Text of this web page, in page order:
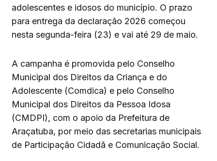
adolescentes e idosos do município. O prazo
para entrega da declaração 2026 começou
nesta segunda-feira (23) e vai até 29 de maio.
A campanha é promovida pelo Conselho
Municipal dos Direitos da Criança e do
Adolescente (Comdica) e pelo Conselho
Municipal dos Direitos da Pessoa Idosa
(CMDPI), com o apoio da Prefeitura de
Araçatuba, por meio das secretarias municipais
de Participação Cidadã e Comunicação Social.